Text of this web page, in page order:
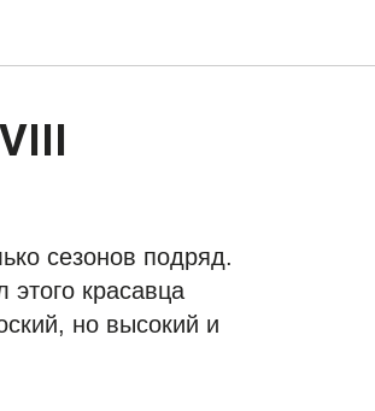
сезонов подряд.
этого красавца
но высокий и